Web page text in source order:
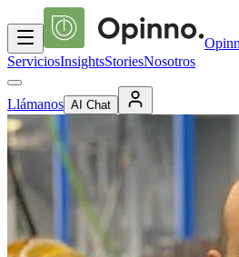
ServiciosInsightsStoriesNosotros
Llámanos AI Chat